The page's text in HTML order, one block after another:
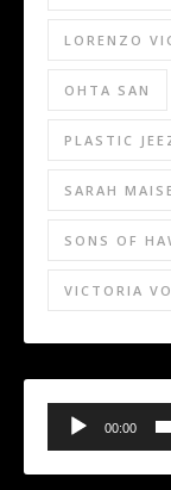
LORENZO
OHTA SAN
PLASTIC
SARAH
SONS OF
VICTORIA
Audio
Player
00:00